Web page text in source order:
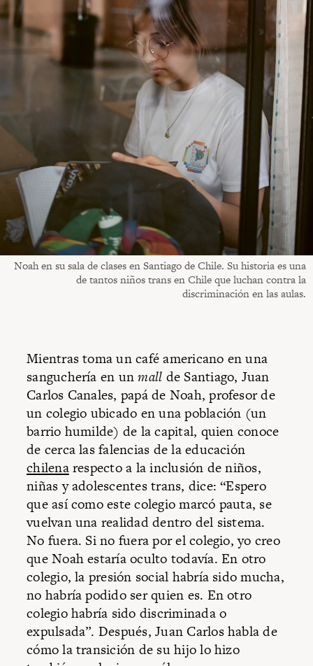
Noah en su sala de clases en Santiago de Chile. Su historia es una
de tantos niños trans en Chile que luchan contra la
discriminación en las aulas.
Mientras toma un café americano en una
sanguchería en unmall de Santiago, Juan
Carlos Canales, papá de Noah, profesor de
un colegio ubicado en una población (un
barrio humilde) de la capital, quien conoce
de cerca las falencias de la educación
chilenarespecto a la inclusión de niños,
niñas y adolescentes trans, dice: “Espero
que así como este colegio marcó pauta, se
vuelvan una realidad dentro del sistema.
No fuera. Si no fuera por el colegio, yo creo
que Noah estaría oculto todavía. En otro
colegio, la presión social habría sido mucha,
no habría podido ser quien es. En otro
colegio habría sido discriminada o
expulsada”. Después, Juan Carlos habla de
cómo la transición de su hijo lo hizo